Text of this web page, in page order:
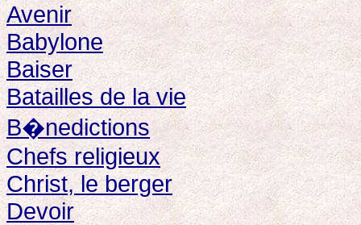
Avenir
Babylone
Baiser
Batailles de la vie
B�nedictions
Chefs religieux
Christ, le berger
Devoir